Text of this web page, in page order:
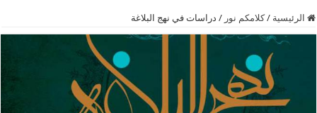
الرئيسية / كلامكم نور / دراسات في نهج البلاغة